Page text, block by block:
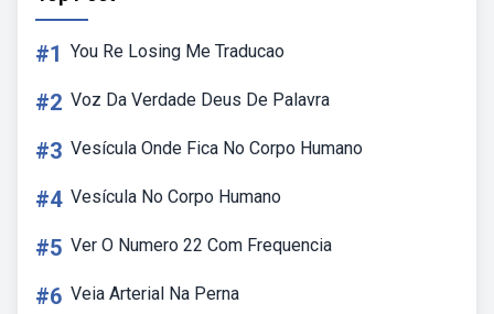
#1 You Re Losing Me Traducao
#2 Voz Da Verdade Deus De Palavra
#3 Vesícula Onde Fica No Corpo Humano
#4 Vesícula No Corpo Humano
#5 Ver O Numero 22 Com Frequencia
#6 Veia Arterial Na Perna